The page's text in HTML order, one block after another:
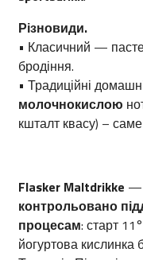
Різновиди.
• Класичний —
бродіння.
• Традиційні
молочнокислою
кшталт квасу) –
Flasker Maltdrikke —
контрольовано
процесам: старт
йогуртова кислинка